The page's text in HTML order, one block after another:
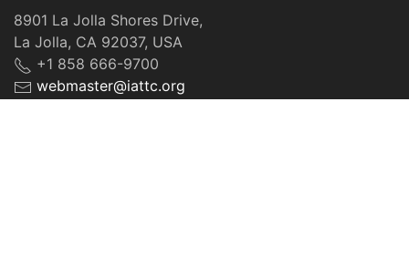
8901 La Jolla Shores Drive,
La Jolla, CA 92037, USA
+1 858 666-9700
webmaster@iattc.org